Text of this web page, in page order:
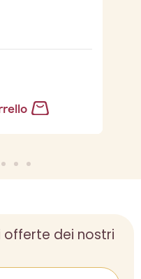
offerte dei nostri